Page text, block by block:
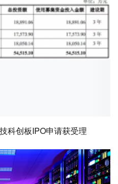
科创板IPO申请获受理